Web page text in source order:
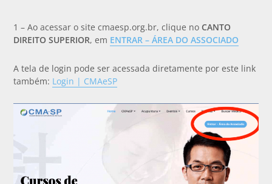
1 – Ao acessar o site cmaesp.org.br, clique no CANTO
DIREITO SUPERIOR, em ENTRAR – ÁREA DO ASSOCIADO
A tela de login pode ser acessada diretamente por este link
também: Login | CMAeSP